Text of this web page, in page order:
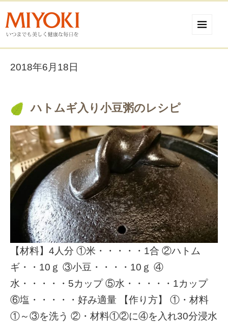
2018年6月18日
ハトムギ入り小豆粥のレシピ
【材料】4人分 ①米・・・・・1合 ②ハトム
ギ・・10ｇ ③小豆・・・・10ｇ ④
水・・・・・5カップ ⑤水・・・・・1カップ
⑥塩・・・・・好み適量 【作り方】 ①・材料
①～③を洗う ②・材料①②に④を入れ30分浸水